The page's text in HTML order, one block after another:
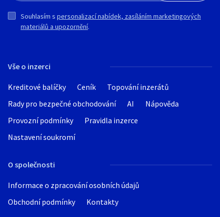
Vše o inzerci
Kreditové balíčky Ceník
Topování inzerátů
Rady pro bezpečné obchodování
AI
Nápověda
Provozní podmínky
Pravidla inzerce
Nastavení soukromí
O společnosti
Informace o zpracování osobních údajů
Obchodní podmínky
Kontakty
Souhlasím s personalizací nabídek, zasíláním marketingových
materiálů a upozornění.